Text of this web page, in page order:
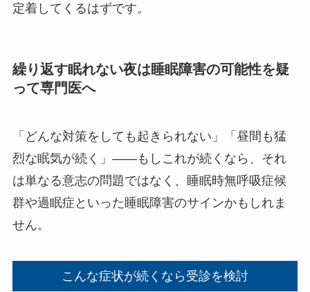
定着してくるはずです。
繰り返す眠れない夜は睡眠障害の可能性を疑
って専門医へ
「どんな対策をしても起きられない」「昼間も猛
烈な眠気が続く」——もしこれが続くなら、それ
は単なる意志の問題ではなく、睡眠時無呼吸症候
群や過眠症といった睡眠障害のサインかもしれま
せん。
こんな症状が続くなら受診を検討